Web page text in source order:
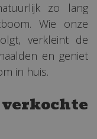
zo lang
Wie onze
verkleint de
en geniet
in huis.